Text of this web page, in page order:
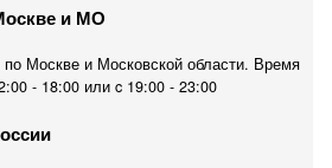
и МО
Москве и Московской области. Время
- 18:00 или c 19:00 - 23:00